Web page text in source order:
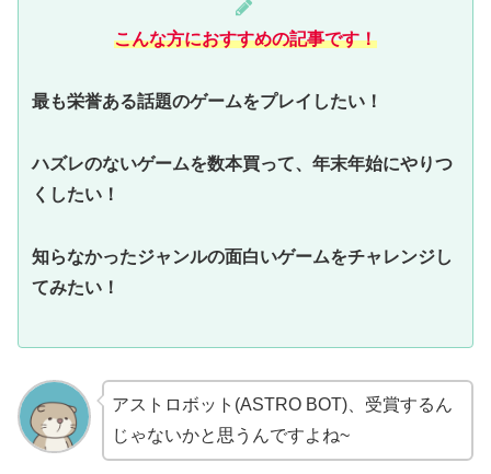
こんな方におすすめの記事です！
最も栄誉ある話題のゲームをプレイしたい！
ハズレのないゲームを数本買って、年末年始にやりつ
くしたい！
知らなかったジャンルの面白いゲームをチャレンジし
てみたい！
アストロボット(ASTRO BOT)、受賞するん
じゃないかと思うんですよね~